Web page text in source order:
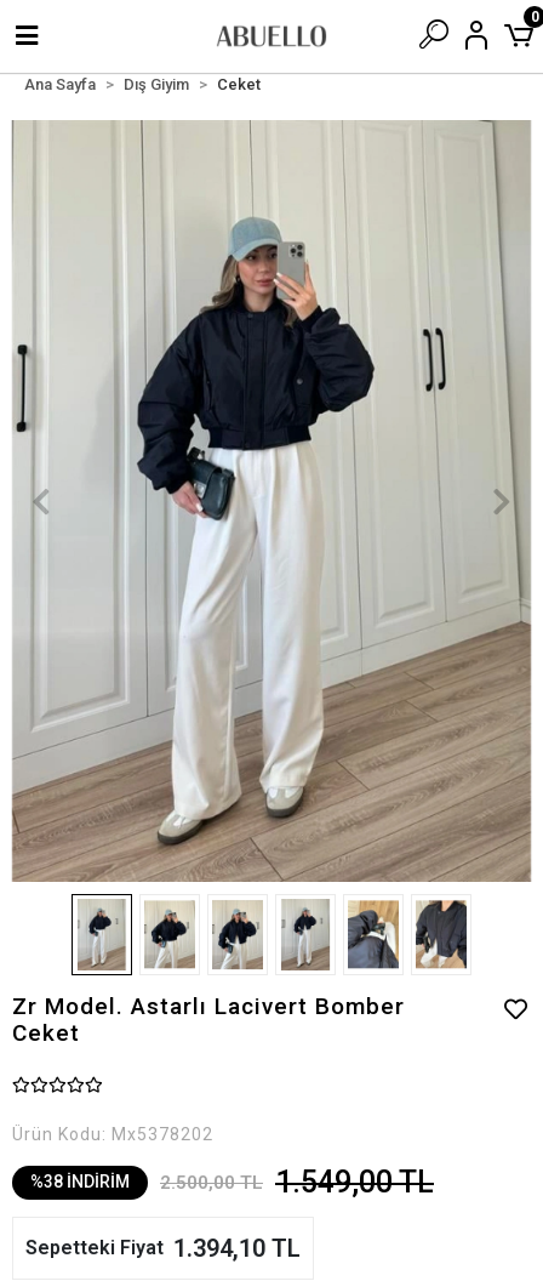
0
Ana Sayfa Dış Giyim Ceket
Zr Model. Astarlı Lacivert Bomber
Ceket
Ürün Kodu: Mx5378202
%38 İNDİRİM 2.500,00 TL 1.549,00 TL
Sepetteki Fiyat 1.394,10 TL